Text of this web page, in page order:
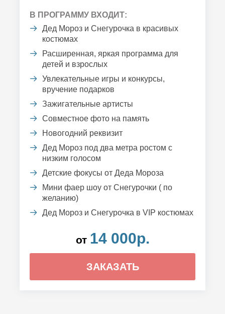
В ПРОГРАММУ ВХОДИТ:
Дед Мороз и Снегурочка в красивых
костюмах
Расширенная, яркая программа для
детей и взрослых
Увлекательные игры и конкурсы,
вручение подарков
Зажигательные артисты
Совместное фото на память
Новогодний реквизит
Дед Мороз под два метра ростом с
низким голосом
Детские фокусы от Деда Мороза
Мини фаер шоу от Снегурочки ( по
желанию)
Дед Мороз и Снегурочка в VIP костюмах
от 14 000р.
ЗАКАЗАТЬ